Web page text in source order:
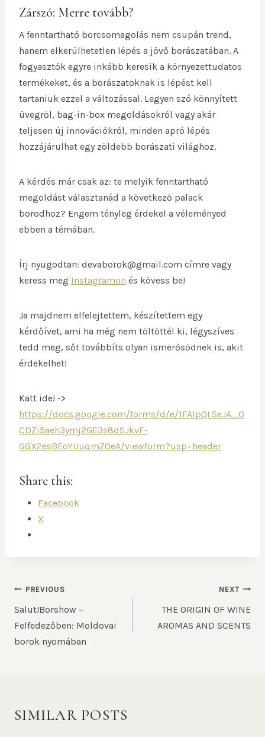
Zárszó: Merre tovább?
A fenntartható borcsomagolás nem csupán trend,
hanem elkerülhetetlen lépés a jövő borászatában. A
fogyasztók egyre inkább keresik a környezettudatos
termékeket, és a borászatoknak is lépést kell
tartaniuk ezzel a változással. Legyen szó könnyített
üvegről, bag-in-box megoldásokról vagy akár
teljesen új innovációkról, minden apró lépés
hozzájárulhat egy zöldebb borászati világhoz.
A kérdés már csak az: te melyik fenntartható
megoldást választanád a következő palack
borodhoz? Engem tényleg érdekel a véleményed
ebben a témában.
Írj nyugodtan: devaborok@gmail.com címre vagy
keress meg Instagramon és kövess be!
Ja majdnem elfelejtettem, készítettem egy
kérdőívet, ami ha még nem töltöttél ki, légyszíves
tedd meg, sőt továbbíts olyan ismerősödnek is, akit
érdekelhet!
Katt ide! ->
https://docs.google.com/forms/d/e/1FAIpQLSeJA_O
CDZi5aeh3ymj2GE3s8dSJkvF-
GGX2esBEoYUuqmZ0eA/viewform?usp=header
Share this:
Facebook
X
PREVIOUS
Salut!Borshow –
Felfedezőben: Moldovai
borok nyomában
NEXT
THE ORIGIN OF WINE
AROMAS AND SCENTS​
SIMILAR POSTS